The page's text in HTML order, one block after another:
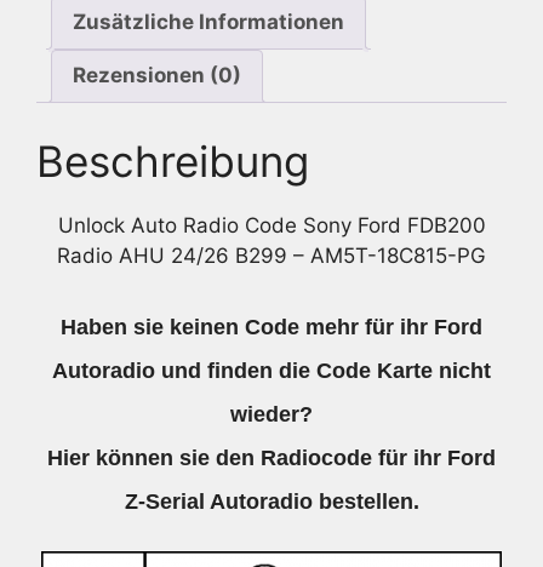
Zusätzliche Informationen
Rezensionen (0)
Beschreibung
Unlock Auto Radio Code Sony Ford FDB200
Radio AHU 24/26 B299 – AM5T-18C815-PG
Haben sie keinen Code mehr für ihr Ford
Autoradio und finden die Code Karte nicht
wieder?
Hier können sie den Radiocode für ihr Ford
Z-Serial Autoradio bestellen.